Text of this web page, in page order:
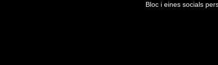
Bloc i eines socials